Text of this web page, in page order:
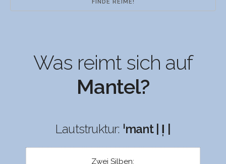
Was reimt sich auf
Mantel?
Lautstruktur: ˈmant | l̩ |
Zwei Silben: